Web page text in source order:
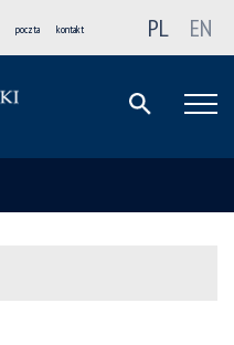
poczta kontakt PL EN